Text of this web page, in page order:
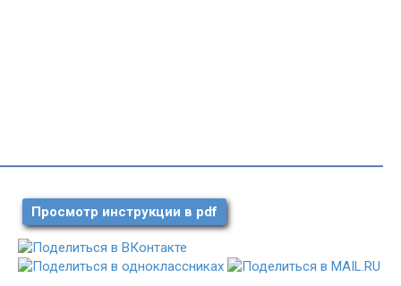
Просмотр инструкции в pdf